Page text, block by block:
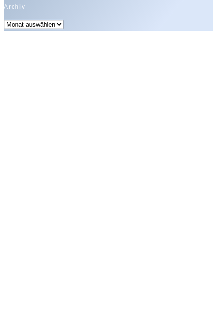
Archiv
Archiv